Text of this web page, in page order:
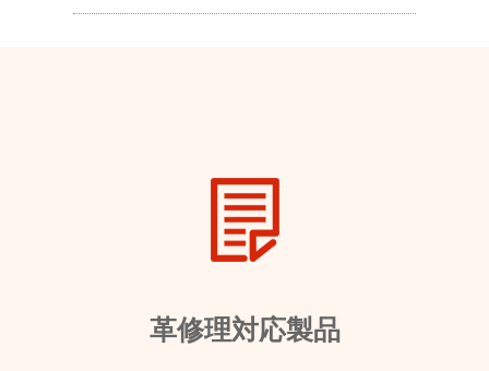
革修理対応製品